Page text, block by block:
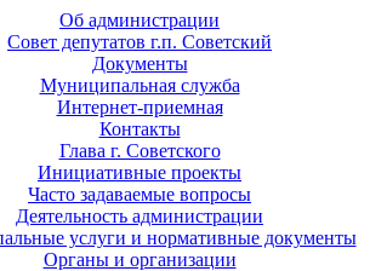
Об администрации
Совет депутатов г.п. Советский
Документы
Муниципальная служба
Интернет-приемная
Контакты
Глава г. Советского
Инициативные проекты
Часто задаваемые вопросы
Деятельность администрации
услуги и нормативные документы
Органы и организации